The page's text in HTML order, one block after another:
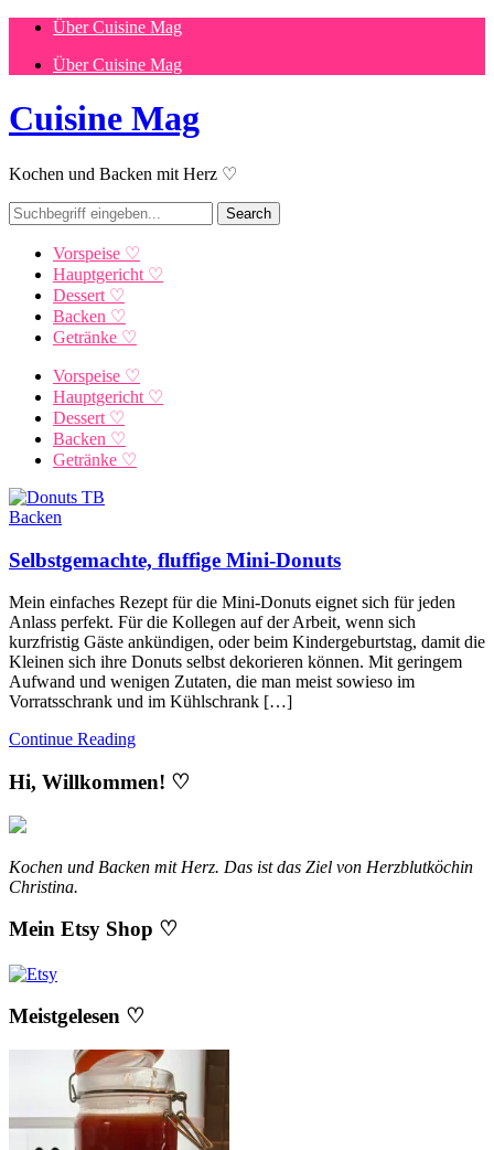
Über Cuisine Mag
Über Cuisine Mag
Cuisine Mag
Kochen und Backen mit Herz ♡
Vorspeise ♡
Hauptgericht ♡
Dessert ♡
Backen ♡
Getränke ♡
Vorspeise ♡
Hauptgericht ♡
Dessert ♡
Backen ♡
Getränke ♡
Backen
Selbstgemachte, fluffige Mini-Donuts
Mein einfaches Rezept für die Mini-Donuts eignet sich für jeden
Anlass perfekt. Für die Kollegen auf der Arbeit, wenn sich
kurzfristig Gäste ankündigen, oder beim Kindergeburtstag, damit die
Kleinen sich ihre Donuts selbst dekorieren können. Mit geringem
Aufwand und wenigen Zutaten, die man meist sowieso im
Vorratsschrank und im Kühlschrank […]
Continue Reading
Hi, Willkommen! ♡
Kochen und Backen mit Herz. Das ist das Ziel von Herzblutköchin
Christina.
Mein Etsy Shop ♡
Meistgelesen ♡